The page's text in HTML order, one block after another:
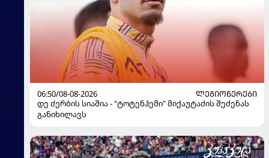
06:50/08-08-2026
ᲚᲔᲒᲘᲝᲜᲔᲠᲔᲑᲘ
დე ძერბის სიაშია - "ტოტენჰემი" მიქაუტაძის შეძენას
განიხილავს